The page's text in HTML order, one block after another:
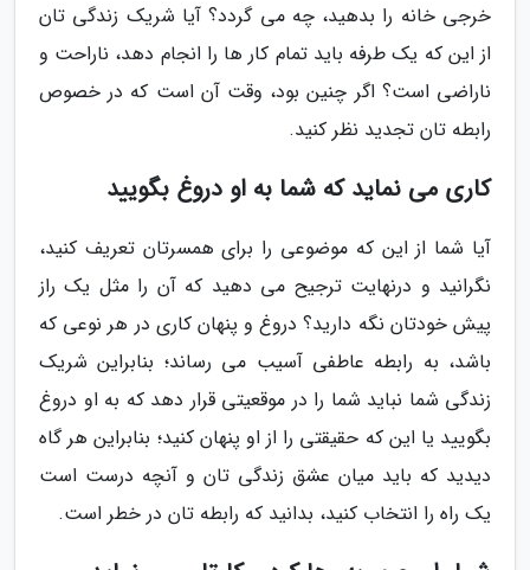
خرجی خانه را بدهید، چه می گردد؟ آیا شریک زندگی تان
از این که یک طرفه باید تمام کار ها را انجام دهد، ناراحت و
ناراضی است؟ اگر چنین بود، وقت آن است که در خصوص
رابطه تان تجدید نظر کنید.
کاری می نماید که شما به او دروغ بگویید
آیا شما از این که موضوعی را برای همسرتان تعریف کنید،
نگرانید و درنهایت ترجیح می دهید که آن را مثل یک راز
پیش خودتان نگه دارید؟ دروغ و پنهان کاری در هر نوعی که
باشد، به رابطه عاطفی آسیب می رساند؛ بنابراین شریک
زندگی شما نباید شما را در موقعیتی قرار دهد که به او دروغ
بگویید یا این که حقیقتی را از او پنهان کنید؛ بنابراین هر گاه
دیدید که باید میان عشق زندگی تان و آنچه درست است
یک راه را انتخاب کنید، بدانید که رابطه تان در خطر است.